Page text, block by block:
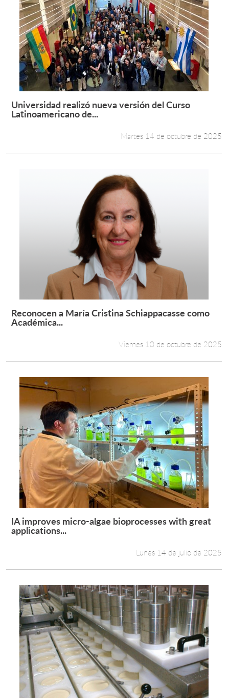
Leer más +
Universidad realizó nueva versión del Curso
Latinoamericano de...
Martes 14 de octubre de 2025
Leer más +
Reconocen a María Cristina Schiappacasse como
Académica...
Viernes 10 de octubre de 2025
Leer más +
IA improves micro-algae bioprocesses with great
applications...
Lunes 14 de julio de 2025